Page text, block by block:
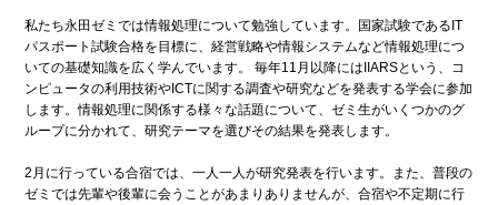
私たち永田ゼミでは情報処理について勉強しています。国家試験であるIT
パスポート試験合格を目標に、経営戦略や情報システムなど情報処理につ
いての基礎知識を広く学んでいます。 毎年11月以降にはIIARSという、コ
ンピュータの利用技術やICTに関する調査や研究などを発表する学会に参加
します。情報処理に関係する様々な話題について、ゼミ生がいくつかのグ
ループに分かれて、研究テーマを選びその結果を発表します。
2月に行っている合宿では、一人一人が研究発表を行います。また、普段の
ゼミでは先輩や後輩に会うことがあまりありませんが、合宿や不定期に行